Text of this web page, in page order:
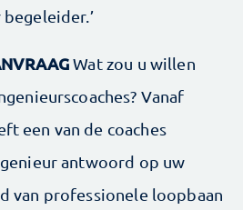
begeleider.’
Wat zou u willen
Vanaf
een van de coaches
antwoord op uw
van professionele loopbaan